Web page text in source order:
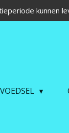
kunnen
VOEDSEL